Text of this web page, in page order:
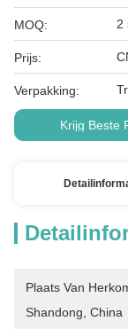
MOQ: 2
Prijs:
Verpakking:
Krijg Beste
Plaats Van
Shandong, China